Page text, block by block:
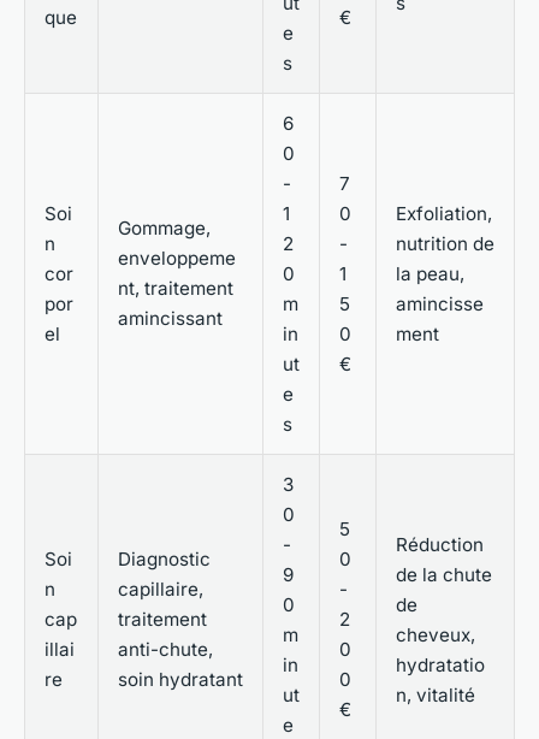
que
e
s
€
Soi
n
cor
por
el
Gommage,
enveloppeme
nt, traitement
amincissant
6
0
-
1
2
0
m
in
ut
e
s
7
0
-
1
5
0
€
Exfoliation,
nutrition de
la peau,
amincisse
ment
Soi
n
cap
illai
re
Diagnostic
capillaire,
traitement
anti-chute,
soin hydratant
3
0
-
9
0
m
in
ut
e
5
0
-
2
0
0
€
Réduction
de la chute
de
cheveux,
hydratatio
n, vitalité